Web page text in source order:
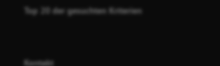
Top 20 der gesuchten Kriterien
Kontakt